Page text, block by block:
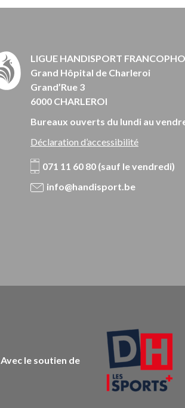
LIGUE HANDISPORT
Grand Hôpital de Charleroi
Grand’Rue 3
6000 CHARLEROI
Bureaux ouverts du lundi au
Déclaration d’accessibilité
071 11 60 80 (sauf le vendredi)
info@handisport.be
Avec le soutien de